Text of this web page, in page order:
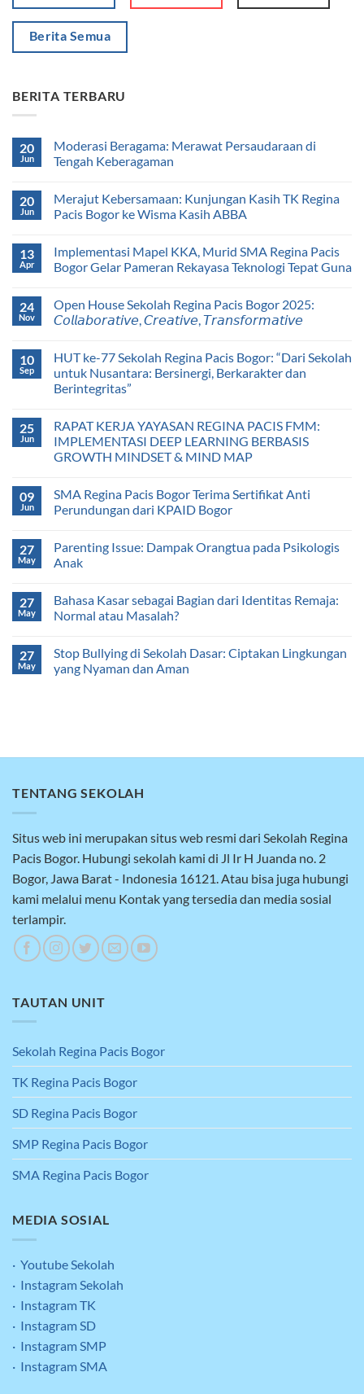
Berita Semua
BERITA TERBARU
20
Jun
Moderasi Beragama: Merawat Persaudaraan di
Tengah Keberagaman
20
Jun
Merajut Kebersamaan: Kunjungan Kasih TK Regina
Pacis Bogor ke Wisma Kasih ABBA
13
Apr
Implementasi Mapel KKA, Murid SMA Regina Pacis
Bogor Gelar Pameran Rekayasa Teknologi Tepat Guna
24
Nov
Open House Sekolah Regina Pacis Bogor 2025:
𝘊𝘰𝘭𝘭𝘢𝘣𝘰𝘳𝘢𝘵𝘪𝘷𝘦, 𝘊𝘳𝘦𝘢𝘵𝘪𝘷𝘦, 𝘛𝘳𝘢𝘯𝘴𝘧𝘰𝘳𝘮𝘢𝘵𝘪𝘷𝘦
10
Sep
HUT ke-77 Sekolah Regina Pacis Bogor: “Dari Sekolah
untuk Nusantara: Bersinergi, Berkarakter dan
Berintegritas”
25
Jun
RAPAT KERJA YAYASAN REGINA PACIS FMM:
IMPLEMENTASI DEEP LEARNING BERBASIS
GROWTH MINDSET & MIND MAP
09
Jun
SMA Regina Pacis Bogor Terima Sertifikat Anti
Perundungan dari KPAID Bogor
27
May
Parenting Issue: Dampak Orangtua pada Psikologis
Anak
27
May
Bahasa Kasar sebagai Bagian dari Identitas Remaja:
Normal atau Masalah?
27
May
Stop Bullying di Sekolah Dasar: Ciptakan Lingkungan
yang Nyaman dan Aman
TENTANG SEKOLAH
Situs web ini merupakan situs web resmi dari Sekolah Regina
Pacis Bogor. Hubungi sekolah kami di Jl Ir H Juanda no. 2
Bogor, Jawa Barat - Indonesia 16121. Atau bisa juga hubungi
kami melalui menu Kontak yang tersedia dan media sosial
terlampir.
TAUTAN UNIT
Sekolah Regina Pacis Bogor
TK Regina Pacis Bogor
SD Regina Pacis Bogor
SMP Regina Pacis Bogor
SMA Regina Pacis Bogor
MEDIA SOSIAL
· Youtube Sekolah
· Instagram Sekolah
· Instagram TK
· Instagram SD
· Instagram SMP
· Instagram SMA